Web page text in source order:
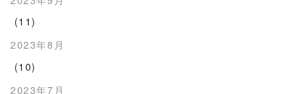
(11)
2023年8月
(10)
2023年7月